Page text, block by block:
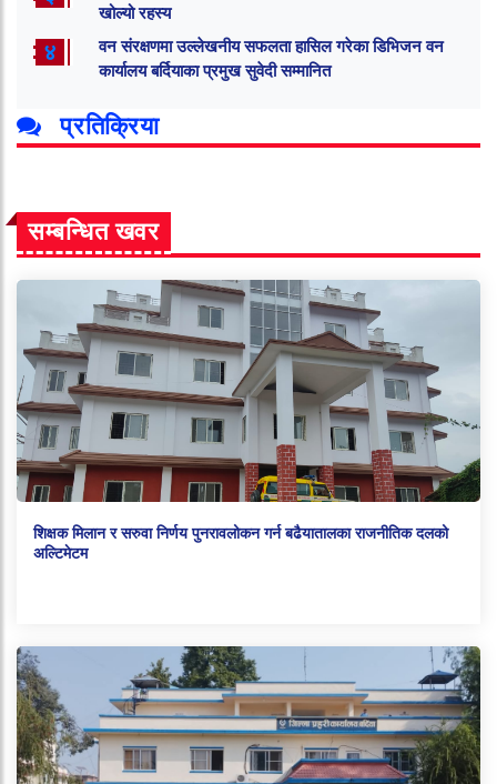
खोल्यो रहस्य
४
वन संरक्षणमा उल्लेखनीय सफलता हासिल गरेका डिभिजन वन
कार्यालय बर्दियाका प्रमुख सुवेदी सम्मानित
प्रतिक्रिया
सम्बन्धित खवर
शिक्षक मिलान र सरुवा निर्णय पुनरावलोकन गर्न बढैयातालका राजनीतिक दलको
अल्टिमेटम